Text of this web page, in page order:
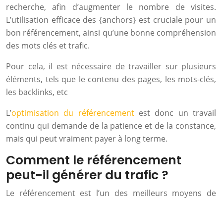
recherche, afin d’augmenter le nombre de visites.
L’utilisation efficace des {anchors} est cruciale pour un
bon référencement, ainsi qu’une bonne compréhension
des mots clés et trafic.
Pour cela, il est nécessaire de travailler sur plusieurs
éléments, tels que le contenu des pages, les mots-clés,
les backlinks, etc
L’optimisation du référencement est donc un travail
continu qui demande de la patience et de la constance,
mais qui peut vraiment payer à long terme.
Comment le référencement
peut-il générer du trafic ?
Le référencement est l’un des meilleurs moyens de